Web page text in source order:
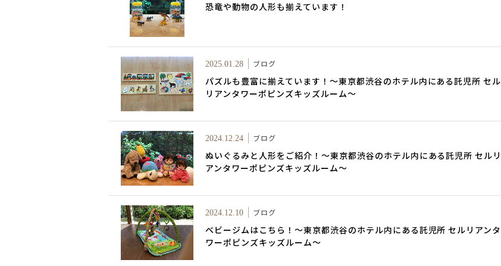
恐竜や動物の人形も揃えています！
2025.01.28 ブログ
パズルも豊富に揃えています！～東京都渋谷のホテル内にある託児所 セル
リアンタワーポピンズキッズルーム～
2024.12.24 ブログ
ぬいぐるみと人形をご紹介！～東京都渋谷のホテル内にある託児所 セルリ
アンタワーポピンズキッズルーム～
2024.12.10 ブログ
ベビージムはこちら！～東京都渋谷のホテル内にある託児所 セルリアンタ
ワーポピンズキッズルーム～